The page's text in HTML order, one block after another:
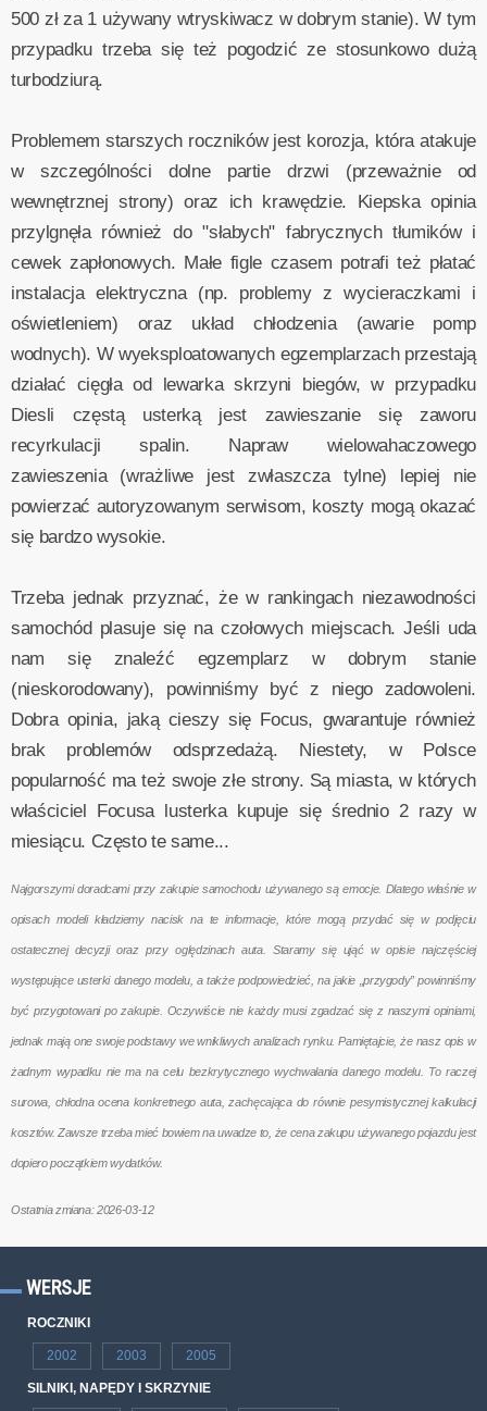
500 zł za 1 używany wtryskiwacz w dobrym stanie). W tym
przypadku trzeba się też pogodzić ze stosunkowo dużą
turbodziurą.
Problemem starszych roczników jest korozja, która atakuje
w szczególności dolne partie drzwi (przeważnie od
wewnętrznej strony) oraz ich krawędzie. Kiepska opinia
przylgnęła również do "słabych" fabrycznych tłumików i
cewek zapłonowych. Małe figle czasem potrafi też płatać
instalacja elektryczna (np. problemy z wycieraczkami i
oświetleniem) oraz układ chłodzenia (awarie pomp
wodnych). W wyeksploatowanych egzemplarzach przestają
działać cięgła od lewarka skrzyni biegów, w przypadku
Diesli częstą usterką jest zawieszanie się zaworu
recyrkulacji spalin. Napraw wielowahaczowego
zawieszenia (wrażliwe jest zwłaszcza tylne) lepiej nie
powierzać autoryzowanym serwisom, koszty mogą okazać
się bardzo wysokie.
Trzeba jednak przyznać, że w rankingach niezawodności
samochód plasuje się na czołowych miejscach. Jeśli uda
nam się znaleźć egzemplarz w dobrym stanie
(nieskorodowany), powinniśmy być z niego zadowoleni.
Dobra opinia, jaką cieszy się Focus, gwarantuje również
brak problemów odsprzedażą. Niestety, w Polsce
popularność ma też swoje złe strony. Są miasta, w których
właściciel Focusa lusterka kupuje się średnio 2 razy w
miesiącu. Często te same...
Najgorszymi doradcami przy zakupie samochodu używanego są emocje. Dlatego właśnie w
opisach modeli kładziemy nacisk na te informacje, które mogą przydać się w podjęciu
ostatecznej decyzji oraz przy oględzinach auta. Staramy się ująć w opisie najczęściej
występujące usterki danego modelu, a także podpowiedzieć, na jakie „przygody” powinniśmy
być przygotowani po zakupie. Oczywiście nie każdy musi zgadzać się z naszymi opiniami,
jednak mają one swoje podstawy we wnikliwych analizach rynku. Pamiętajcie, że nasz opis w
żadnym wypadku nie ma na celu bezkrytycznego wychwalania danego modelu. To raczej
surowa, chłodna ocena konkretnego auta, zachęcająca do równie pesymistycznej kalkulacji
kosztów. Zawsze trzeba mieć bowiem na uwadze to, że cena zakupu używanego pojazdu jest
dopiero początkiem wydatków.
Ostatnia zmiana: 2026-03-12
WERSJE
ROCZNIKI
2002 2003 2005
SILNIKI, NAPĘDY I SKRZYNIE